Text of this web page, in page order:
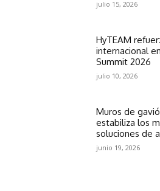
julio 15, 2026
HyTEAM
internacional
Summit 2026
julio 10, 2026
Muros de
estabiliza los
soluciones de
junio 19, 2026